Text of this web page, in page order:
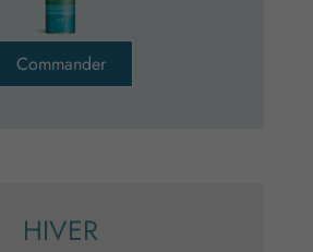
Commander
HIVER